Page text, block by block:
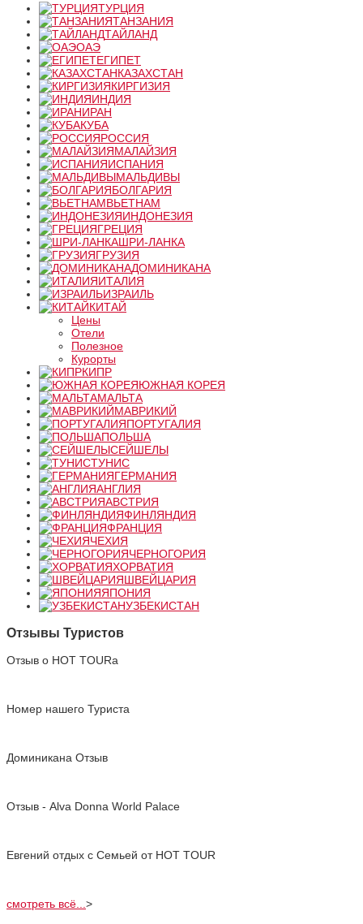
ТУРЦИЯ
ТАНЗАНИЯ
ТАЙЛАНД
ОАЭ
ЕГИПЕТ
КАЗАХСТАН
КИРГИЗИЯ
ИНДИЯ
ИРАН
КУБА
РОССИЯ
МАЛАЙЗИЯ
ИСПАНИЯ
МАЛЬДИВЫ
БОЛГАРИЯ
ВЬЕТНАМ
ИНДОНЕЗИЯ
ГРЕЦИЯ
ШРИ-ЛАНКА
ГРУЗИЯ
ДОМИНИКАНА
ИТАЛИЯ
ИЗРАИЛЬ
КИТАЙ
Цены
Отели
Полезное
Курорты
КИПР
ЮЖНАЯ КОРЕЯ
МАЛЬТА
МАВРИКИЙ
ПОРТУГАЛИЯ
ПОЛЬША
СЕЙШЕЛЫ
ТУНИС
ГЕРМАНИЯ
АНГЛИЯ
АВСТРИЯ
ФИНЛЯНДИЯ
ФРАНЦИЯ
ЧЕХИЯ
ЧЕРНОГОРИЯ
ХОРВАТИЯ
ШВЕЙЦАРИЯ
ЯПОНИЯ
УЗБЕКИСТАН
Отзывы Туристов
Отзыв о HOT TOURа
Номер нашего Туриста
Доминикана Отзыв
Отзыв - Alva Donna World Palace
Евгений отдых с Cемьей от HOT TOUR
смотреть всё...>